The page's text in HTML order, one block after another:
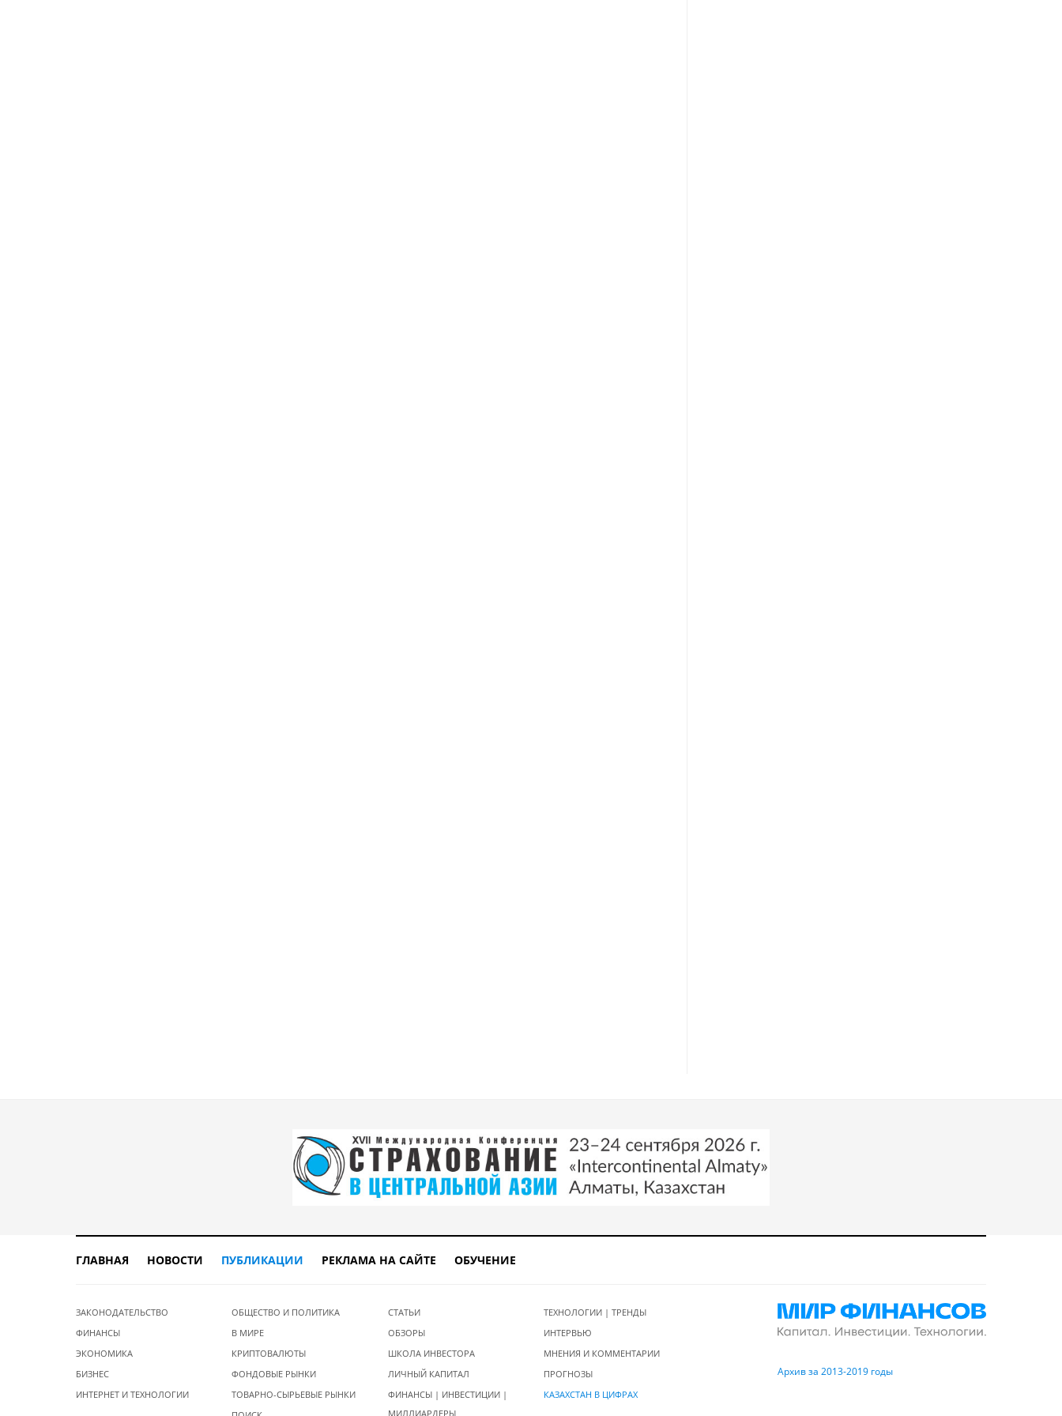
ГЛАВНАЯ НОВОСТИ ПУБЛИКАЦИИ РЕКЛАМА НА САЙТЕ ОБУЧЕНИЕ
ЗАКОНОДАТЕЛЬСТВО
ФИНАНСЫ
ЭКОНОМИКА
БИЗНЕС
ИНТЕРНЕТ И ТЕХНОЛОГИИ
ОБЩЕСТВО И ПОЛИТИКА
В МИРЕ
КРИПТОВАЛЮТЫ
ФОНДОВЫЕ РЫНКИ
ТОВАРНО-СЫРЬЕВЫЕ РЫНКИ
СТАТЬИ
ОБЗОРЫ
ШКОЛА ИНВЕСТОРА
ЛИЧНЫЙ КАПИТАЛ
ФИНАНСЫ | ИНВЕСТИЦИИ |
МИЛЛИАРДЕРЫ
ТЕХНОЛОГИИ | ТРЕНДЫ
ИНТЕРВЬЮ
МНЕНИЯ И КОММЕНТАРИИ
ПРОГНОЗЫ
КАЗАХСТАН В ЦИФРАХ
Архив за 2013-2019 годы